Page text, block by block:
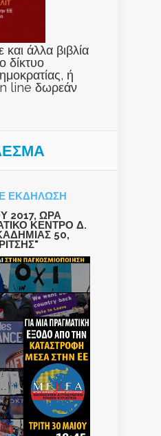
και άλλα βιβλία
δίκτυο
ή
line δωρεάν
ΕΚΔΗΛΩΣΗ
2017, ΩΡΑ
ΚΕΝΤΡΟ Δ.
50,